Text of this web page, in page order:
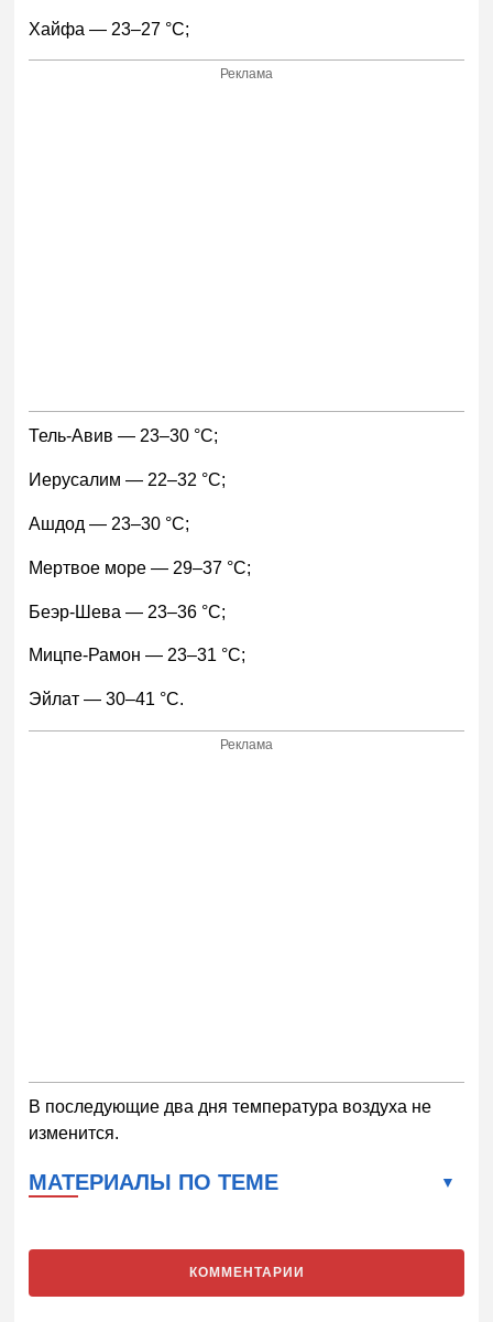
Хайфа — 23–27 °С;
Реклама
Тель-Авив — 23–30 °С;
Иерусалим — 22–32 °С;
Ашдод — 23–30 °С;
Мертвое море — 29–37 °С;
Беэр-Шева — 23–36 °С;
Мицпе-Рамон — 23–31 °С;
Эйлат — 30–41 °С.
Реклама
В последующие два дня температура воздуха не
изменится.
МАТЕРИАЛЫ ПО ТЕМЕ
КОММЕНТАРИИ